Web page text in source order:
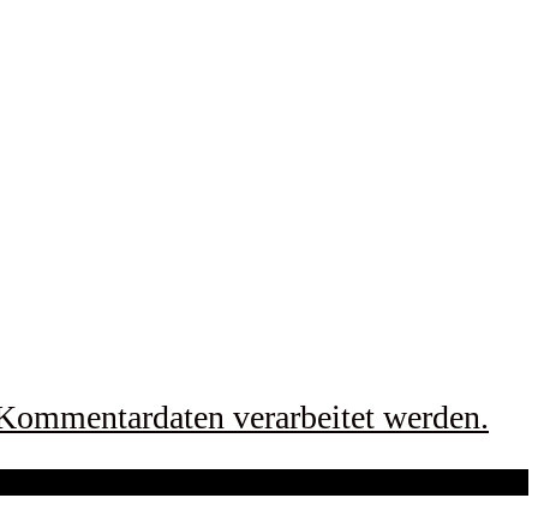
verarbeitet werden.